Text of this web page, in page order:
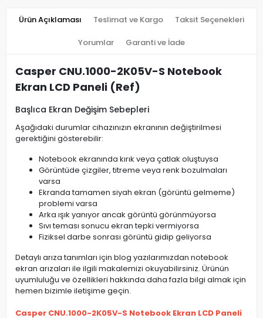
Ürün Açıklaması Teslimat ve Kargo Taksit Seçenekleri
Yorumlar Garanti ve İade
Casper CNU.1000-2K05V-S Notebook
Ekran LCD Paneli (Ref)
Başlıca Ekran Değişim Sebepleri
Aşağıdaki durumlar cihazınızın ekranının değiştirilmesi
gerektiğini gösterebilir:
Notebook ekranında kırık veya çatlak oluştuysa
Görüntüde çizgiler, titreme veya renk bozulmaları
varsa
Ekranda tamamen siyah ekran (görüntü gelmeme)
problemi varsa
Arka ışık yanıyor ancak görüntü görünmüyorsa
Sıvı teması sonucu ekran tepki vermiyorsa
Fiziksel darbe sonrası görüntü gidip geliyorsa
Detaylı arıza tanımları için blog yazılarımızdan notebook
ekran arızaları ile ilgili makalemizi okuyabilirsiniz. Ürünün
uyumluluğu ve özellikleri hakkında daha fazla bilgi almak için
hemen bizimle iletişime geçin.
Casper CNU.1000-2K05V-S Notebook Ekran LCD Paneli